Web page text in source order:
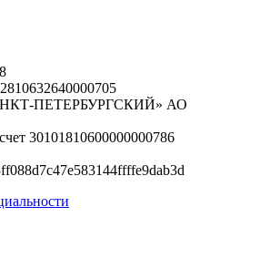
ПЕТЕРБУРГСКИЙ» АО
30101810600000000786